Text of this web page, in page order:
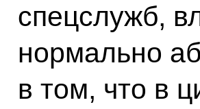
спецслужб,
нормально
в том, что в